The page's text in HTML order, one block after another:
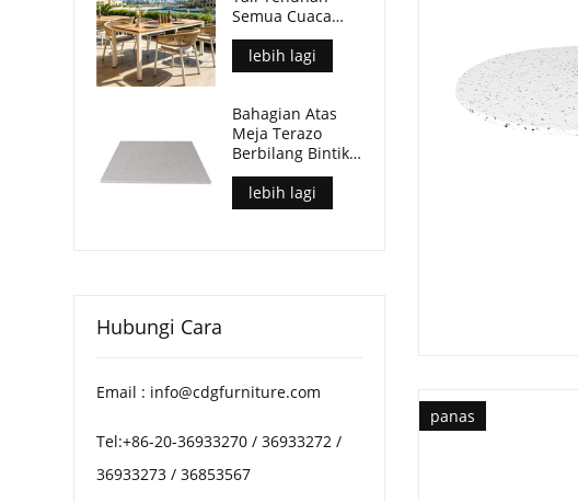
panas
Semua Cuaca
Moden Untuk
Ruang Makan
Luar
lebih lagi
Bahagian Atas
Meja Terazo
Berbilang Bintik
Hiasan Untuk
Meja Kopi Patio
lebih lagi
Hubungi Cara
Email : info@cdgfurniture.com
Tel:+86-20-36933270 / 36933272 /
36933273 / 36853567